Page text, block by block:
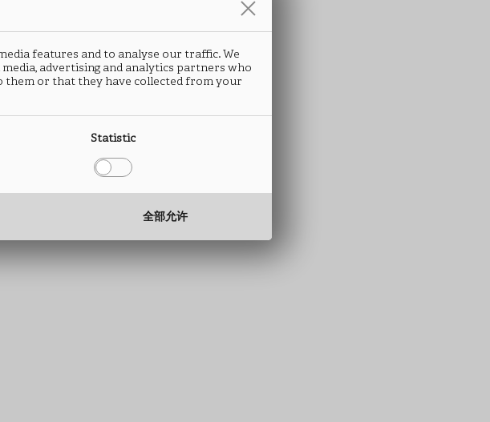
MATRIX
LK91
类型： ABS封边条
高度： 15 至 330 mm
features and to analyse our traffic. We
advertising and analytics partners who
or that they have collected from your
Statistic
全部允许